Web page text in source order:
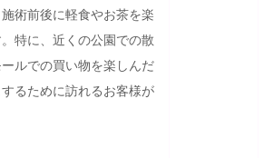
術前後に軽食やお茶を楽
特に、近くの公園での散
ルでの買い物を楽しんだ
るために訪れるお客様が